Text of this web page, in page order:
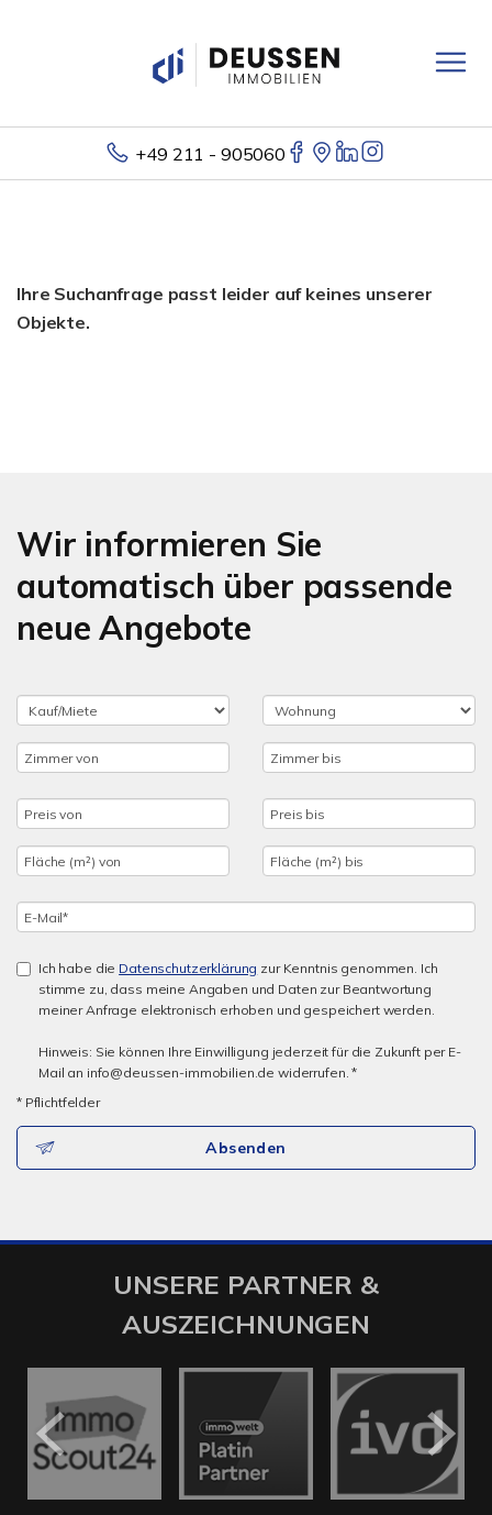
+49 211 - 905060
Ihre Suchanfrage passt leider auf keines unserer
Objekte.
Wir informieren Sie
automatisch über passende
neue Angebote
Ich habe die Datenschutzerklärung zur Kenntnis genommen. Ich
stimme zu, dass meine Angaben und Daten zur Beantwortung
meiner Anfrage elektronisch erhoben und gespeichert werden.
Hinweis: Sie können Ihre Einwilligung jederzeit für die Zukunft per E-
Mail an info@deussen-immobilien.de widerrufen. *
* Pflichtfelder
Absenden
UNSERE PARTNER &
AUSZEICHNUNGEN